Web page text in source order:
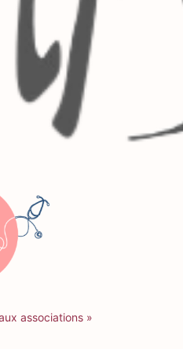
associations »